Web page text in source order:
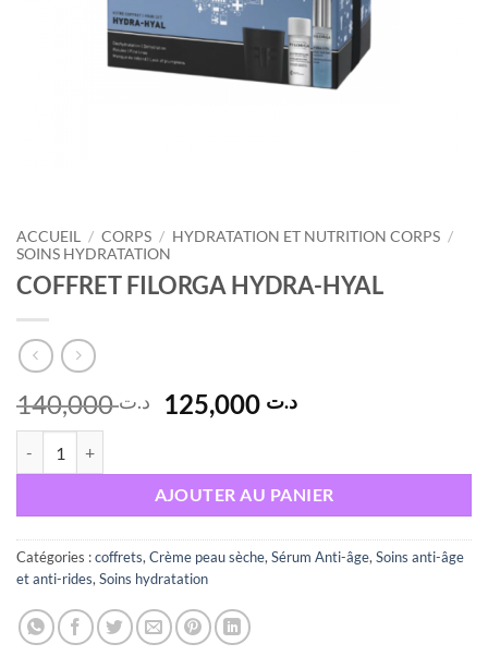
ACCUEIL / CORPS / HYDRATATION ET NUTRITION CORPS /
SOINS HYDRATATION
COFFRET FILORGA HYDRA-HYAL
د.ت140,000
Le
prix
était :
د.ت 140,000.
د.تLe
est :
AJOUTER AU PANIER
Catégories :coffrets, Crème peau sèche, Sérum Anti-âge, Soins anti-âge
et anti-rides, Soins hydratation